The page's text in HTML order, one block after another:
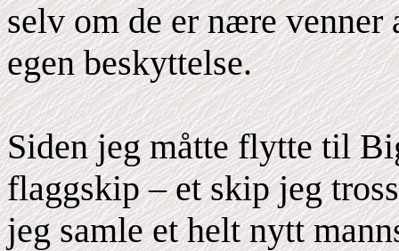
selv om de er nære
egen beskyttelse.
Siden jeg måtte flytte til
flaggskip – et skip jeg
jeg samle et helt nytt